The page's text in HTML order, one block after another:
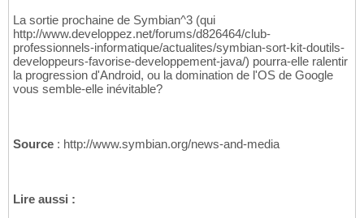
La sortie prochaine de Symbian^3 (qui
http://www.developpez.net/forums/d826464/club-
professionnels-informatique/actualites/symbian-sort-kit-doutils-
developpeurs-favorise-developpement-java/) pourra-elle ralentir
la progression d'Android, ou la domination de l'OS de Google
vous semble-elle inévitable?
Source : http://www.symbian.org/news-and-media
Lire aussi :